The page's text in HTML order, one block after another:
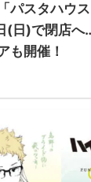
パスタハウ
(日)で閉店
も開催！